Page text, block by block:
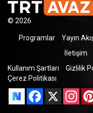
© 2026
Programlar Yayın
İletişim
Kullanım Şartları
Gizlilik
Çerez Politikası
Facebook
X